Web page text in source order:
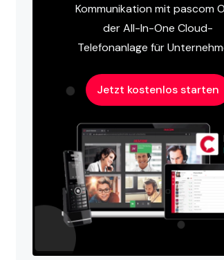
Kommunikation mit pascom
der All-In-One Cloud-
Telefonanlage für
Jetzt kostenlos starten